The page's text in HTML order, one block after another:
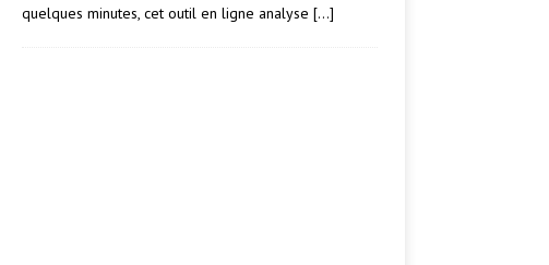
quelques minutes, cet outil en ligne analyse […]